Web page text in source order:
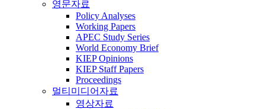
영문자료
Policy Analyses
Working Papers
APEC Study Series
World Economy Brief
KIEP Opinions
KIEP Staff Papers
Proceedings
멀티미디어자료
영상자료